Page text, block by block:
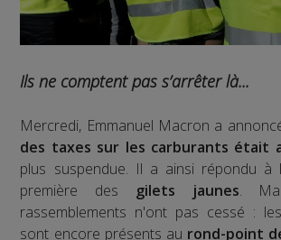
Ils ne comptent pas s’arrêter là...
Mercredi, Emmanuel Macron a
des taxes sur les carburants était
plus suspendue. Il a ainsi répondu à
première des gilets jaunes.
rassemblements n'ont pas cessé : les
sont encore présents au rond-point